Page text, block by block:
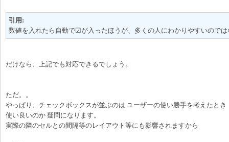
引用:
数値を入れたら自動で☑が入ったほうが、多くの人にわかりやすいので
だけなら、上記でも対応できるでしょう。
ただ。。
やっぱり、チェックボックスが並ぶのは ユーザーの使い勝手を考えたとき
使い良いのか 疑問になります。
実際の隣のセルとの間隔等のレイアウト等にも影響されますから